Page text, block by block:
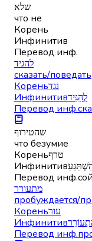
שלא
что не
Корень
Инфинитив
Перевод инф.
להגיד
сказать/поведать
Кореньנגד
Инфинитивלְהַגִּיד
Перевод инф.
שהטירוף
что безумие
Кореньטרף
Инфинитив
Перевод инф.
מתעורר
пробуждается/
Кореньעור
Инфинитив
Перевод инф.